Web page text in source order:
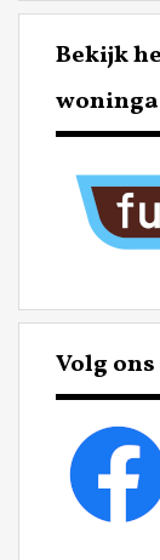
Bekijk
Volg